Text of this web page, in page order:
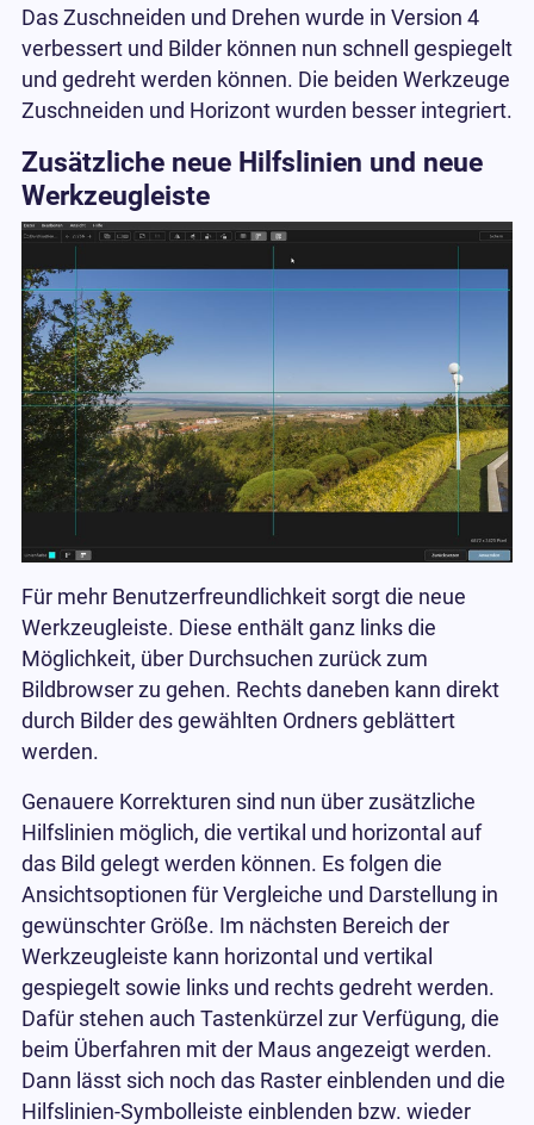
Das Zuschneiden und Drehen wurde in Version 4
verbessert und Bilder können nun schnell gespiegelt
und gedreht werden können. Die beiden Werkzeuge
Zuschneiden und Horizont wurden besser integriert.
Zusätzliche neue Hilfslinien und neue
Werkzeugleiste
Für mehr Benutzerfreundlichkeit sorgt die neue
Werkzeugleiste. Diese enthält ganz links die
Möglichkeit, über Durchsuchen zurück zum
Bildbrowser zu gehen. Rechts daneben kann direkt
durch Bilder des gewählten Ordners geblättert
werden.
Genauere Korrekturen sind nun über zusätzliche
Hilfslinien möglich, die vertikal und horizontal auf
das Bild gelegt werden können. Es folgen die
Ansichtsoptionen für Vergleiche und Darstellung in
gewünschter Größe. Im nächsten Bereich der
Werkzeugleiste kann horizontal und vertikal
gespiegelt sowie links und rechts gedreht werden.
Dafür stehen auch Tastenkürzel zur Verfügung, die
beim Überfahren mit der Maus angezeigt werden.
Dann lässt sich noch das Raster einblenden und die
Hilfslinien-Symbolleiste einblenden bzw. wieder